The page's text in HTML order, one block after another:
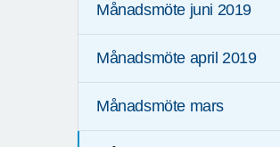
Månadsmöte juni 2019
Månadsmöte april 2019
Månadsmöte mars